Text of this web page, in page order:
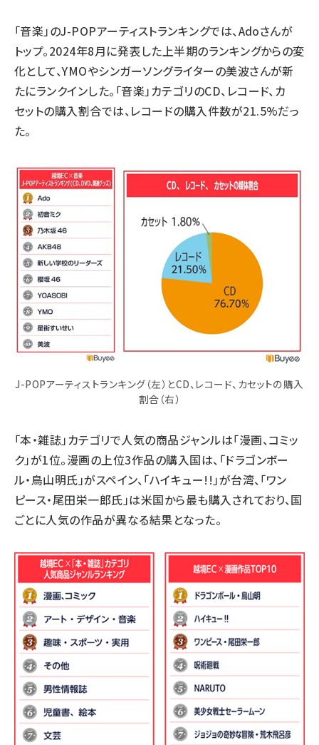
「音楽」のJ-POPアーティストランキングでは、Adoさんが
トップ。2024年8月に発表した上半期のランキングからの変
化として、YMOやシンガーソングライターの美波さんが新
たにランクインした。「音楽」カテゴリのCD、レコード、カ
セットの購入割合では、レコードの購入件数が21.5%だっ
た。
J-POPアーティストランキング（左）とCD、レコード、カセットの購入
割合（右）
「本・雑誌」カテゴリで人気の商品ジャンルは「漫画、コミッ
ク」が1位。漫画の上位3作品の購入国は、「ドラゴンボー
ル・鳥山明氏」がスペイン、「ハイキュー!!」が台湾、「ワン
ピース・尾田栄一郎氏」は米国から最も購入されており、国
ごとに人気の作品が異なる結果となった。